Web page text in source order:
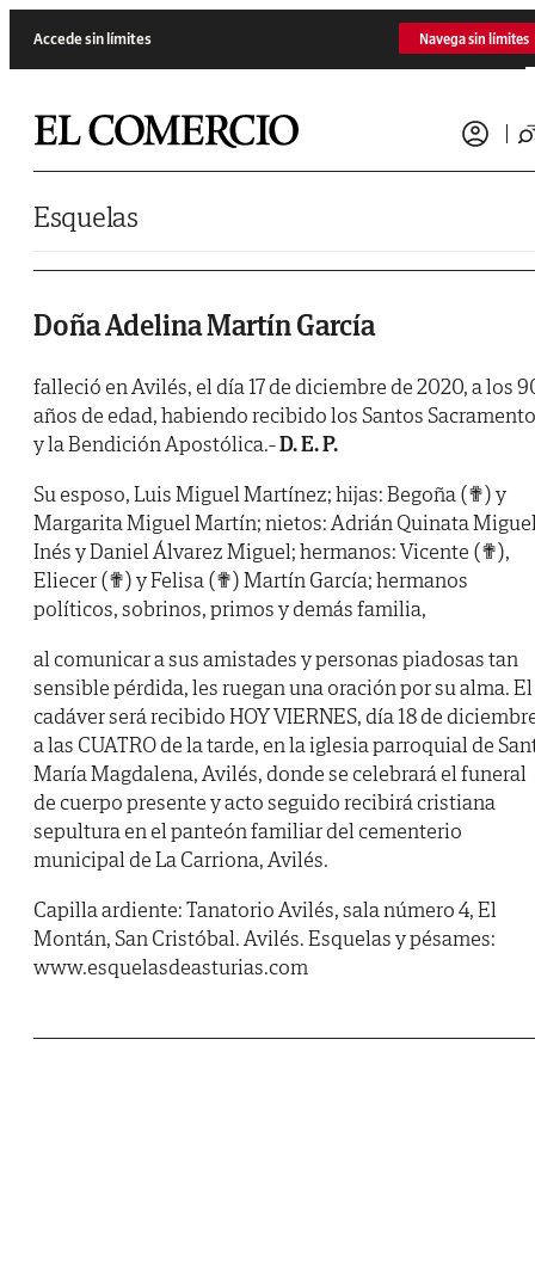
Accede sin límites Navega sin límites
Esquelas
Doña Adelina Martín García
falleció en Avilés, el día 17 de diciembre de 2020, a los
años de edad, habiendo recibido los Santos
y la Bendición Apostólica.-D. E. P.
Su esposo, Luis Miguel Martínez; hijas: Begoña (✟) y
Margarita Miguel Martín; nietos: Adrián Quinata
Inés y Daniel Álvarez Miguel; hermanos: Vicente (✟),
Eliecer (✟) y Felisa (✟) Martín García; hermanos
políticos, sobrinos, primos y demás familia,
al comunicar a sus amistades y personas piadosas tan
sensible pérdida, les ruegan una oración por su alma. El
cadáver será recibido HOY VIERNES, día 18 de
a las CUATRO de la tarde, en la iglesia parroquial de
María Magdalena, Avilés, donde se celebrará el funeral
de cuerpo presente y acto seguido recibirá cristiana
sepultura en el panteón familiar del cementerio
municipal de La Carriona, Avilés.
Capilla ardiente: Tanatorio Avilés, sala número 4, El
Montán, San Cristóbal. Avilés. Esquelas y pésames:
www.esquelasdeasturias.com